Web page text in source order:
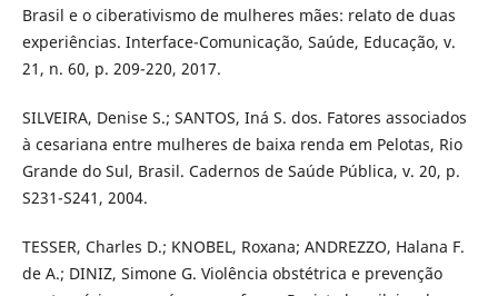
Brasil e o ciberativismo de mulheres mães: relato de duas
experiências. Interface-Comunicação, Saúde, Educação, v.
21, n. 60, p. 209-220, 2017.
SILVEIRA, Denise S.; SANTOS, Iná S. dos. Fatores associados
à cesariana entre mulheres de baixa renda em Pelotas, Rio
Grande do Sul, Brasil. Cadernos de Saúde Pública, v. 20, p.
S231-S241, 2004.
TESSER, Charles D.; KNOBEL, Roxana; ANDREZZO, Halana F.
de A.; DINIZ, Simone G. Violência obstétrica e prevenção